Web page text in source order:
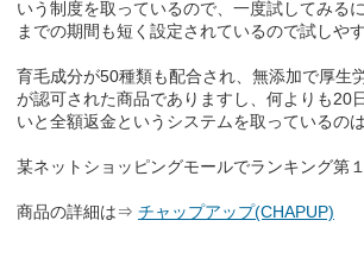
いう制度を取っているので、一度試してみる
までの期間も短く設定されているので試しや
育毛成分が50種類も配合され、無添加で厚生
が認可された商品でありますし、何よりも20
いと全額返金というシステムを取っているの
某ネットショッピングモールでランキング第
商品の詳細は⇒ チャップアップ(CHAPUP)